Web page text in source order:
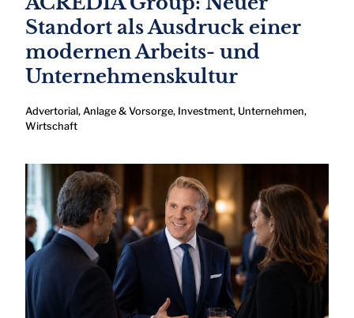
Standort als Ausdruck einer
modernen Arbeits- und
Unternehmenskultur
Advertorial, Anlage & Vorsorge, Investment, Unternehmen,
Wirtschaft